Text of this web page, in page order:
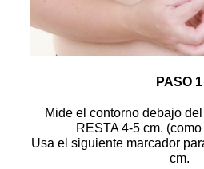
PASO 1
Mide el contorno debajo
RESTA 4-5 cm.
Usa el siguiente marcador
cm.